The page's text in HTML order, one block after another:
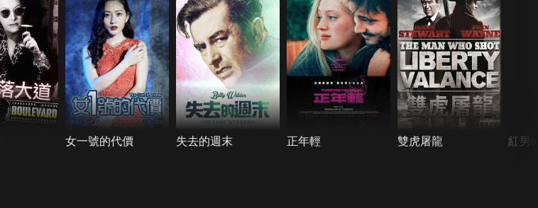
女一號的代價 失去的週末 正年輕 雙虎屠龍 紅男